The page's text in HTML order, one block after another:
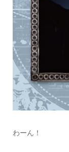
わーん！